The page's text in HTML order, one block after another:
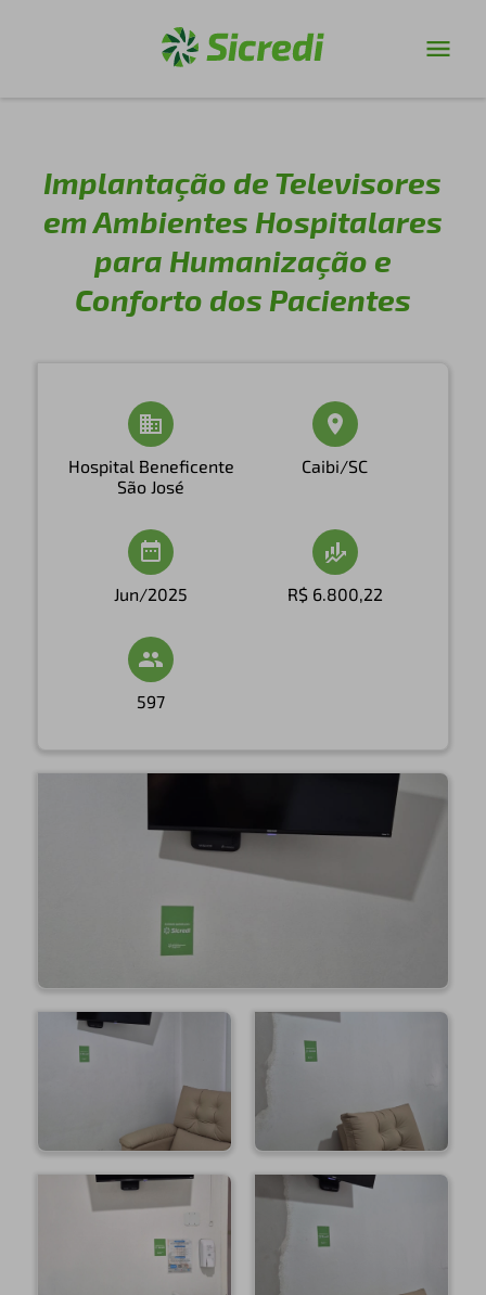
Implantação de Televisores
em Ambientes Hospitalares
para Humanização e
Conforto dos Pacientes
Hospital Beneficente
São José
Caibi/SC
Jun/2025 R$ 6.800,22
597